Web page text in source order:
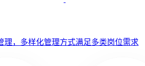
理，多样化管理方式满足多类岗位需求